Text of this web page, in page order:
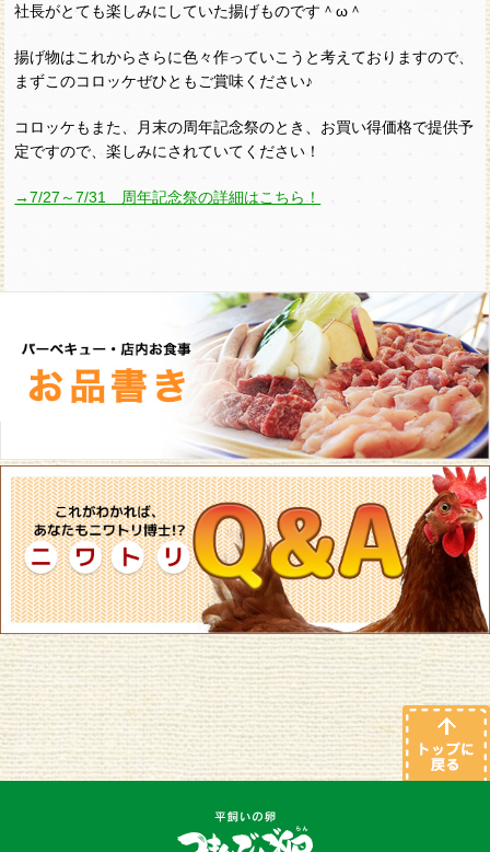
社長がとても楽しみにしていた揚げものです＾ω＾
揚げ物はこれからさらに色々作っていこうと考えておりますので、
まずこのコロッケぜひともご賞味ください♪
コロッケもまた、月末の周年記念祭のとき、お買い得価格で提供予
定ですので、楽しみにされていてください！
→7/27～7/31 周年記念祭の詳細はこちら！